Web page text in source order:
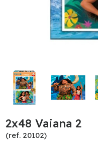
2x48 Vaiana 2
(ref. 20102)